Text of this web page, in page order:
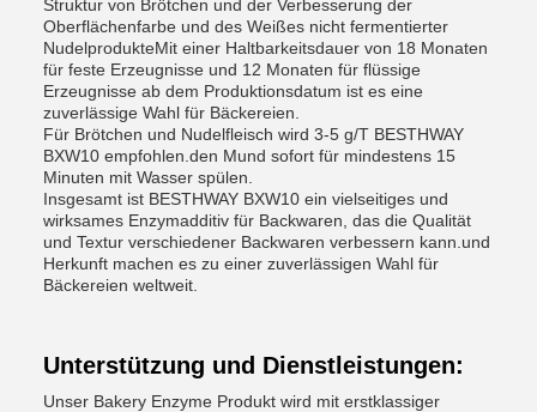
Struktur von Brötchen und der Verbesserung der
Oberflächenfarbe und des Weißes nicht fermentierter
NudelprodukteMit einer Haltbarkeitsdauer von 18 Monaten
für feste Erzeugnisse und 12 Monaten für flüssige
Erzeugnisse ab dem Produktionsdatum ist es eine
zuverlässige Wahl für Bäckereien.
Für Brötchen und Nudelfleisch wird 3-5 g/T BESTHWAY
BXW10 empfohlen.den Mund sofort für mindestens 15
Minuten mit Wasser spülen.
Insgesamt ist BESTHWAY BXW10 ein vielseitiges und
wirksames Enzymadditiv für Backwaren, das die Qualität
und Textur verschiedener Backwaren verbessern kann.und
Herkunft machen es zu einer zuverlässigen Wahl für
Bäckereien weltweit.
Unterstützung und Dienstleistungen:
Unser Bakery Enzyme Produkt wird mit erstklassiger